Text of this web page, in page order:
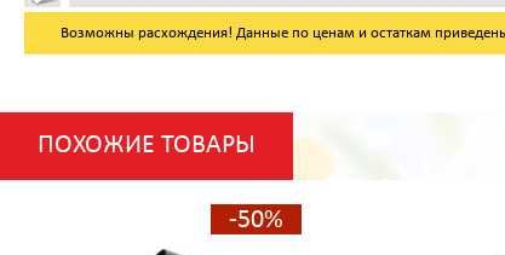
Возможны расхождения! Данные по ценам и остаткам
ПОХОЖИЕ ТОВАРЫ
-50%